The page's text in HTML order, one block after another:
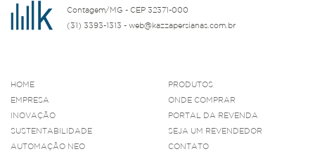
Contagem/MG - CEP 32371-000
(31) 3393-1313 - web@kazzapersianas.com.br
HOME
EMPRESA
INOVAÇÃO
SUSTENTABILIDADE
AUTOMAÇÃO NEO
PRODUTOS
ONDE COMPRAR
PORTAL DA REVENDA
SEJA UM REVENDEDOR
CONTATO